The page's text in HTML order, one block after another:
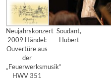
Neujahrskonzert
2009 Händel:
Ouvertüre aus
der
„Feuerwerksmusik“
HWV 351
Soudant,
Hubert